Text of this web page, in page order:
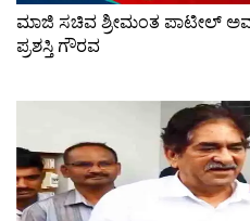
ಮಾಜಿ ಸಚಿವ ಶ್ರೀಮಂತ ಪಾಟೀಲ್
ಪ್ರಶಸ್ತಿ ಗೌರವ